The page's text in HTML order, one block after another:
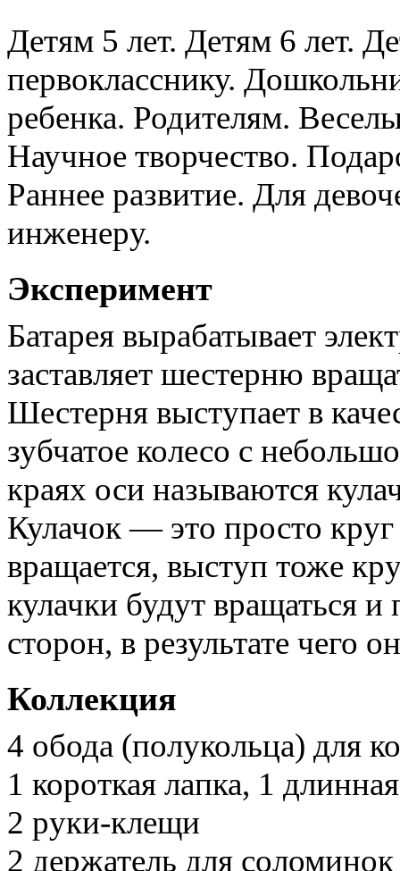
Детям 5 лет. Детям 6 лет.
первокласснику.
ребенка. Родителям.
Научное творчество.
Раннее развитие. Для
инженеру.
Эксперимент
Батарея вырабатывает
заставляет шестерню
Шестерня выступает в
зубчатое колесо с
краях оси называются
Кулачок — это просто
вращается, выступ тоже
кулачки будут вращаться
сторон, в результате чего
Коллекция
4 обода (полукольца) для
1 короткая лапка, 1
2 руки-клещи
2 держатель для соломинок